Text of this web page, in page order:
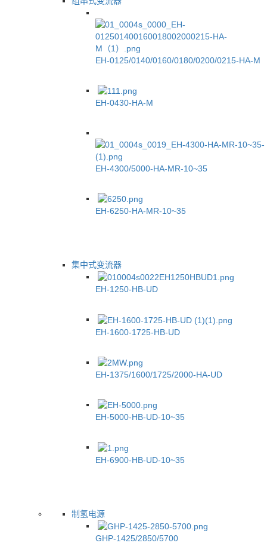
EH-0125/0140/0160/0180/0200/0215-HA-M
EH-0430-HA-M
EH-4300/5000-HA-MR-10~35
EH-6250-HA-MR-10~35
集中式变流器
EH-1250-HB-UD
EH-1600-1725-HB-UD
EH-1375/1600/1725/2000-HA-UD
EH-5000-HB-UD-10~35
EH-6900-HB-UD-10~35
制氢电源
GHP-1425/2850/5700